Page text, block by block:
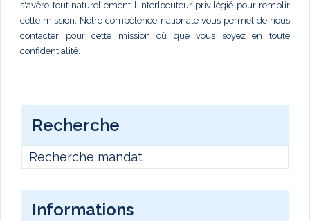
s'avère tout naturellement l'interlocuteur privilégié pour remplir
cette mission. Notre compétence nationale vous permet de nous
contacter pour cette mission où que vous soyez en toute
confidentialité.
Recherche
Recherche mandat
Informations